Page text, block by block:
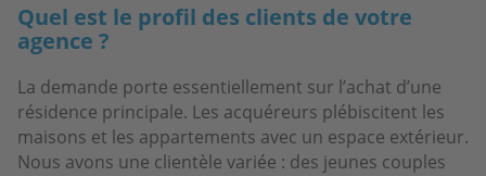
Quel est le profil des clients de votre
agence ?
La demande porte essentiellement sur l’achat d’une
résidence principale. Les acquéreurs plébiscitent les
maisons et les appartements avec un espace extérieur.
Nous avons une clientèle variée : des jeunes couples